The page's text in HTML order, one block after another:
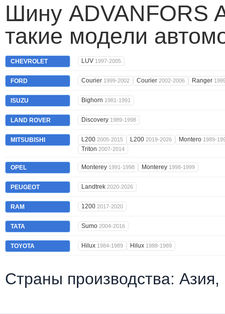
Шину ADVANFORS
такие модели
CHEVROLET LUV 1997-2005
FORD Courier 1999-2002 Courier 2002-2006 Ranger
ISUZU Bighorn 1981-1991
LAND ROVER Discovery 1989-1998
MITSUBISHI L200 2005-2015 L200 2019-2026 Montero 1989-
Triton 2007-2014
OPEL Monterey 1991-1998 Monterey 1998-1999
PEUGEOT Landtrek 2020-2026
RAM 1200 2017-2020
TATA Sumo 2004-2016
TOYOTA Hilux 1984-1989 Hilux 1988-1989
Страны производства: Азия,